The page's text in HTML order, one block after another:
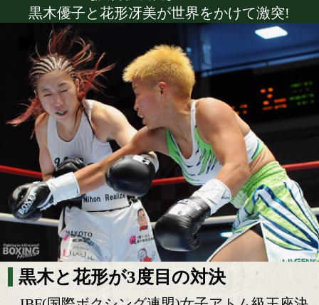
試合日程 試合結果 練習動画 ランキング
[試合後会見]2018.9.30
黒木優子と花形冴美が世界をかけて